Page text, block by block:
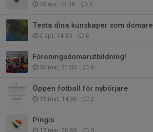
20 apr, 13:36 1
Testa dina kunskaper som domare
2 apr, 14:30 0
Föreningsdomarutbildning!
30 mar, 21:00 0
Öppen fotboll för nybörjare
19 mar, 14:36 2
Pingis
17 mar, 20:38 5